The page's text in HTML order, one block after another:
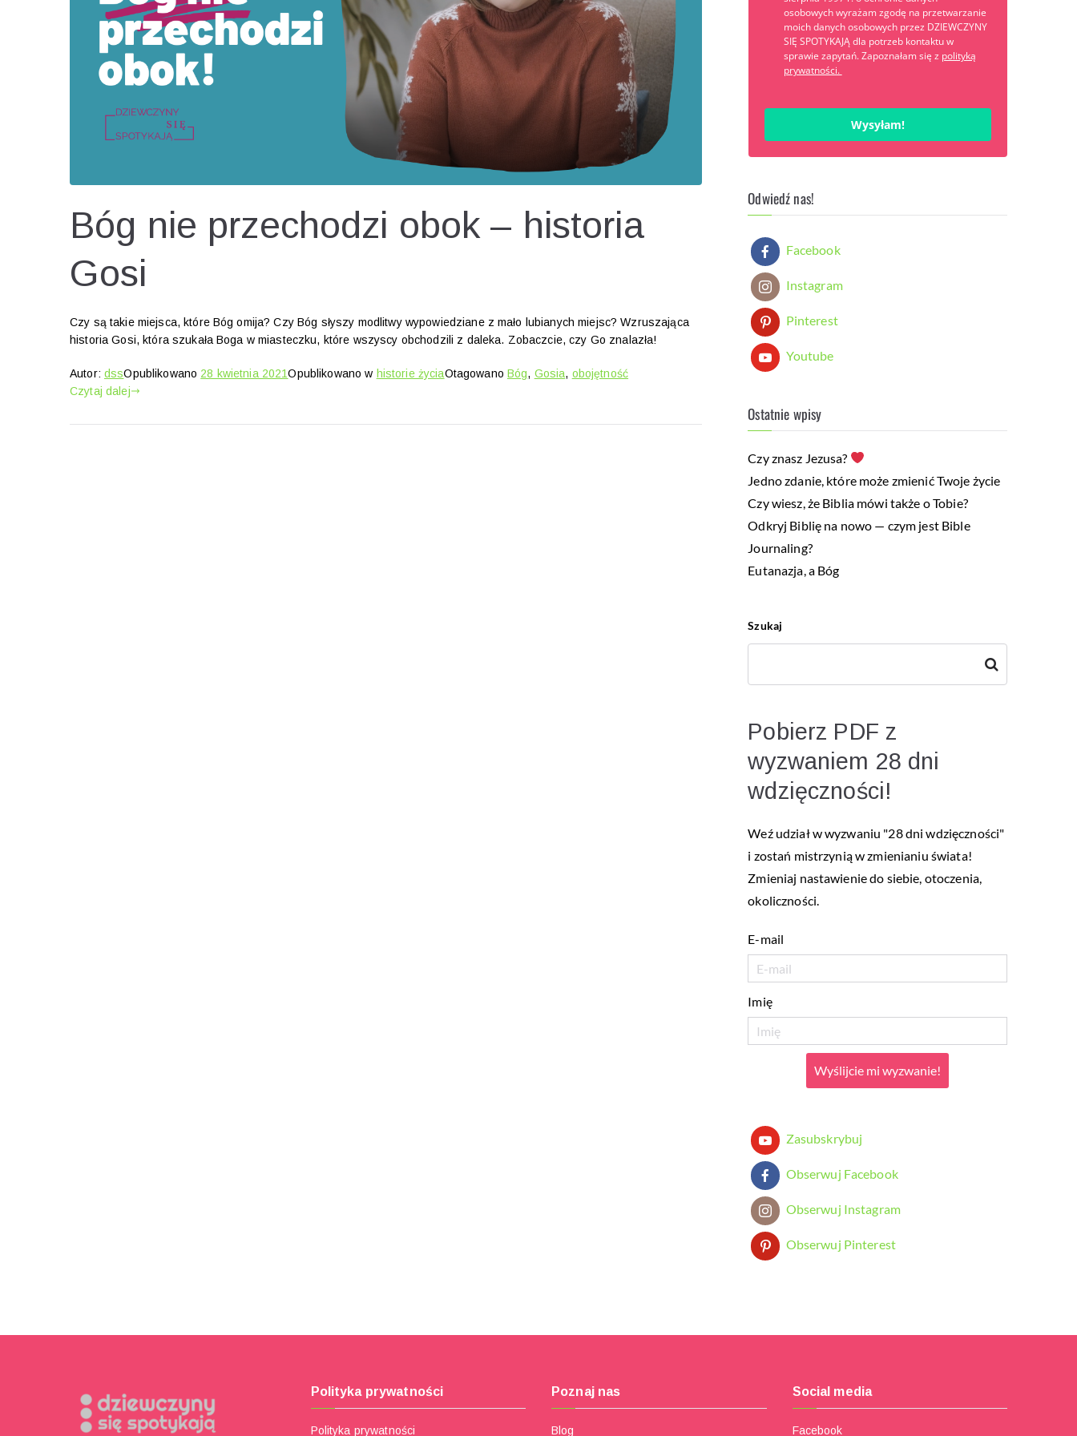
Bóg nie przechodzi obok – historia
Gosi
Czy są takie miejsca, które Bóg omija? Czy Bóg słyszy modlitwy wypowiedziane z mało lubianych miejsc? Wzruszająca
historia Gosi, która szukała Boga w miasteczku, które wszyscy obchodzili z daleka. Zobaczcie, czy Go znalazła!
Autor: dssOpublikowano 28 kwietnia 2021Opublikowano w historie życiaOtagowano Bóg, Gosia, obojętność
Czytaj dalej
osobowych wyrażam zgodę na przetwarzanie
moich danych osobowych przez DZIEWCZYNY
SIĘ SPOTYKAJĄ dla potrzeb kontaktu w
sprawie zapytań. Zapoznałam się z polityką
prywatności.
Wysyłam!
Odwiedź nas!
Facebook
Instagram
Pinterest
Youtube
Ostatnie wpisy
Czy znasz Jezusa?
Jedno zdanie, które może zmienić Twoje życie
Czy wiesz, że Biblia mówi także o Tobie?
Odkryj Biblię na nowo — czym jest Bible
Journaling?
Eutanazja, a Bóg
Szukaj
Szukaj
Pobierz PDF z
wyzwaniem 28 dni
wdzięczności!
Weź udział w wyzwaniu "28 dni wdzięczności"
i zostań mistrzynią w zmienianiu świata!
Zmieniaj nastawienie do siebie, otoczenia,
okoliczności.
E-mail
Imię
Wyślijcie mi wyzwanie!
Zasubskrybuj
Obserwuj Facebook
Obserwuj Instagram
Obserwuj Pinterest
Polityka prywatności
Polityka prywatności
Poznaj nas
Blog
Social media
Facebook